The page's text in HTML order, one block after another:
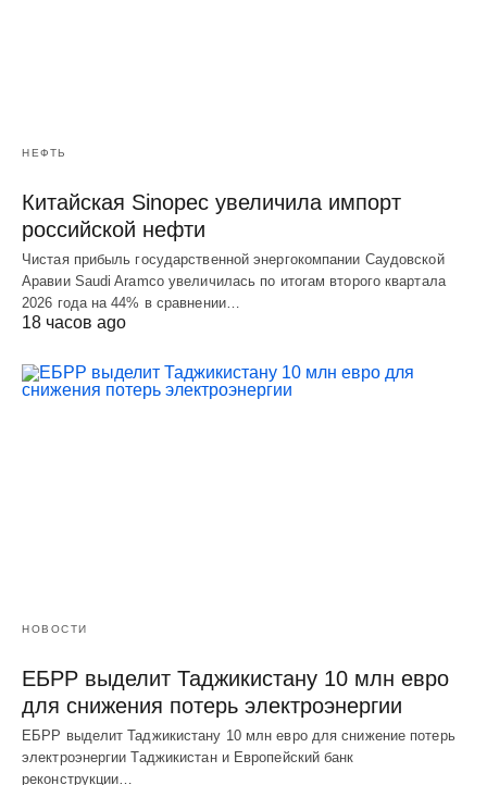
НЕФТЬ
Китайская Sinopec увеличила импорт
российской нефти
Чистая прибыль государственной энергокомпании Саудовской
Аравии Saudi Aramco увеличилась по итогам второго квартала
2026 года на 44% в сравнении…
18 часов ago
НОВОСТИ
ЕБРР выделит Таджикистану 10 млн евро
для снижения потерь электроэнергии
ЕБРР выделит Таджикистану 10 млн евро для снижение потерь
электроэнергии Таджикистан и Европейский банк
реконструкции…